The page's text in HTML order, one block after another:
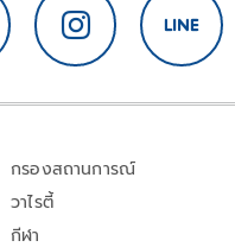
กรองสถานการณ์
วาไรตี้
กีฬา